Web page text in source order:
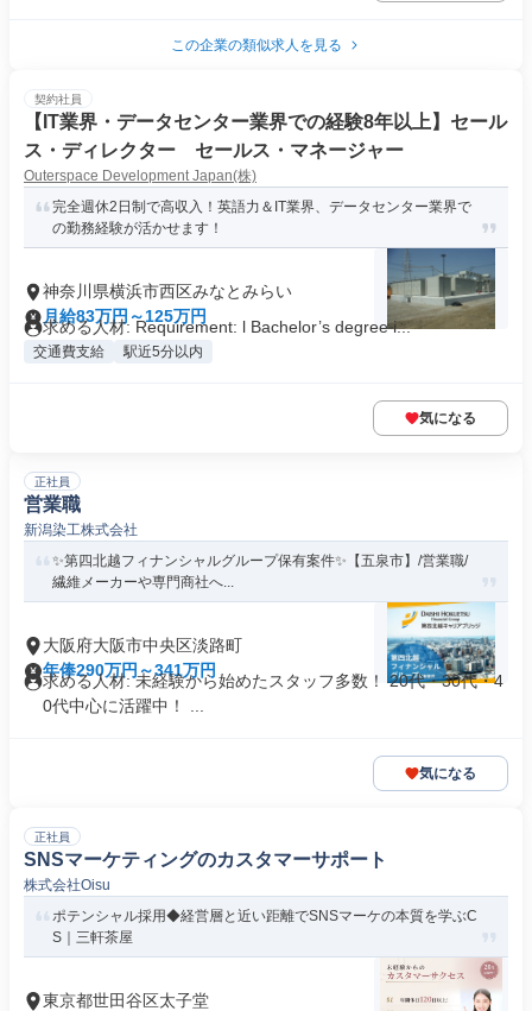
この企業の類似求人を見る
契約社員
【IT業界・データセンター業界での経験8年以上】セール
ス・ディレクター セールス・マネージャー
Outerspace Development Japan(株)
完全週休2日制で高収入！英語力＆IT業界、データセンター業界で
の勤務経験が活かせます！
神奈川県横浜市西区みなとみらい
月給83万円～125万円
求める人材: Requirement: l Bachelor’s degree i...
交通費支給 駅近5分以内
気になる
正社員
営業職
新潟染工株式会社
✨️第四北越フィナンシャルグループ保有案件✨️【五泉市】/営業職/
繊維メーカーや専門商社へ...
大阪府大阪市中央区淡路町
年俸290万円～341万円
求める人材: 未経験から始めたスタッフ多数！ 20代・30代・4
0代中心に活躍中！ ...
気になる
正社員
SNSマーケティングのカスタマーサポート
株式会社Oisu
ポテンシャル採用◆経営層と近い距離でSNSマーケの本質を学ぶC
S｜三軒茶屋
東京都世田谷区太子堂